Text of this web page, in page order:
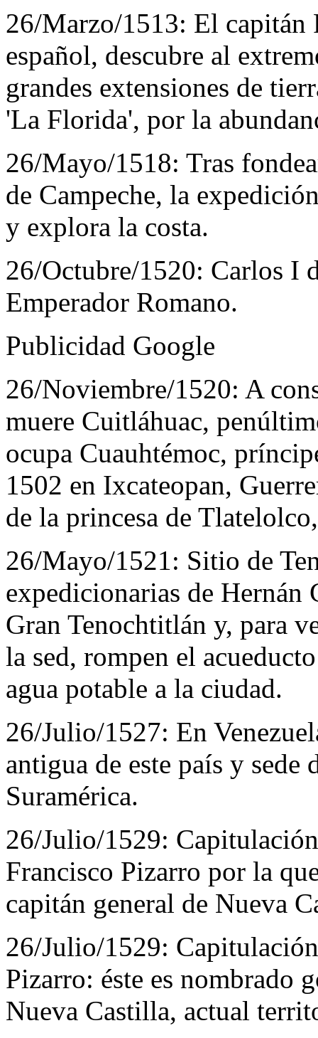
26/Marzo/1513: El capitán
español, descubre al
grandes extensiones de
'La Florida', por la
26/Mayo/1518: Tras
de Campeche, la
y explora la costa.
26/Octubre/1520: Carlos I
Emperador Romano.
Publicidad Google
26/Noviembre/1520: A
muere Cuitláhuac,
ocupa Cuauhtémoc,
1502 en Ixcateopan,
de la princesa de
26/Mayo/1521: Sitio de
expedicionarias de Hernán
Gran Tenochtitlán y, para
la sed, rompen el
agua potable a la ciudad.
26/Julio/1527: En
antigua de este país y
Suramérica.
26/Julio/1529:
Francisco Pizarro por la
capitán general de Nueva
26/Julio/1529:
Pizarro: éste es nombrado
Nueva Castilla, actual